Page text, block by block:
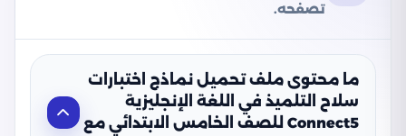
تصفحه.
ما محتوى ملف تحميل نماذج اختبارات
سلاح التلميذ في اللغة الإنجليزية
Connect5 للصف الخامس الابتدائي مع